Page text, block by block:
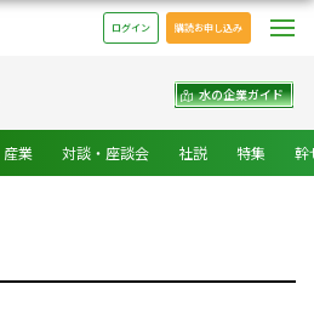
日本下水道新聞 電子版
ログイン 購読お申し込み
水の企業ガイド
産業 対談・座談会 社説 特集 幹